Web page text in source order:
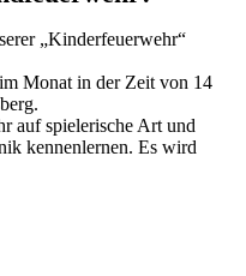
„Kinderfeuerwehr“
Monat in der Zeit von 14
auf spielerische Art und
kennenlernen. Es wird